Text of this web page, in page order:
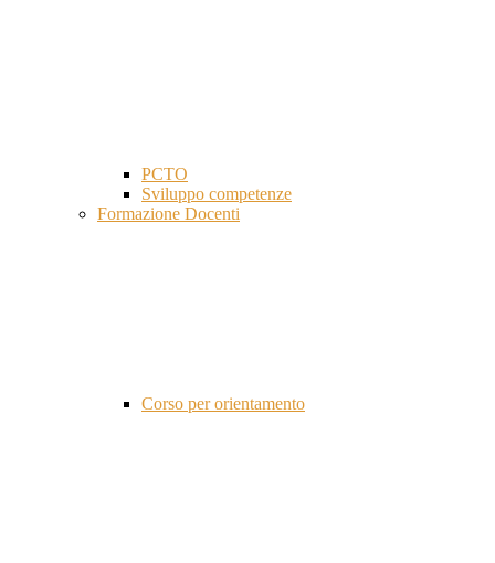
PCTO
Sviluppo competenze
Formazione Docenti
Corso per orientamento